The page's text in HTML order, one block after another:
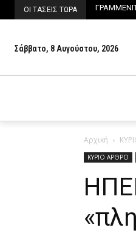
ΟΙ ΤΑΣΕΙΣ ΤΩΡΑ ΦΟΡΕΙΣ
Σάββατο, 8 Αυγούστου, 2026
Αρχική
ΚΥΡΙΟ ΑΡΘΡΟ